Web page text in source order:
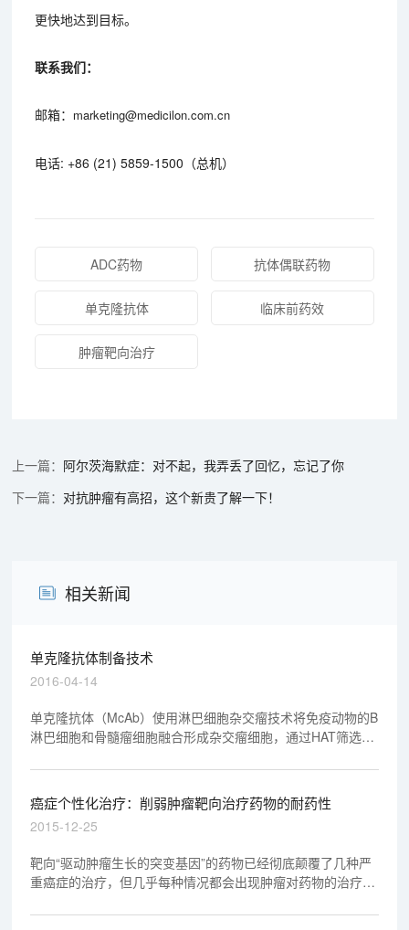
更快地达到目标。
联系我们：
邮箱： marketing@medicilon.com.cn
电话: +86 (21) 5859-1500（总机）
ADC药物 抗体偶联药物
单克隆抗体 临床前药效
肿瘤靶向治疗
阿尔茨海默症：对不起，我弄丢了回忆，忘记了你
对抗肿瘤有高招，这个新贵了解一下！
相关新闻
单克隆抗体制备技术
2016-04-14
单克隆抗体（McAb）使用淋巴细胞杂交瘤技术将免疫动物的B
淋巴细胞和骨髓瘤细胞融合形成杂交瘤细胞，通过HAT筛选、
繁殖的杂交瘤细胞，生产单克隆抗体。
癌症个性化治疗：削弱肿瘤靶向治疗药物的耐药性
2015-12-25
靶向“驱动肿瘤生长的突变基因”的药物已经彻底颠覆了几种严
重癌症的治疗，但几乎每种情况都会出现肿瘤对药物的治疗作
大、可以克服耐药突变的肿瘤治疗药物的研发。